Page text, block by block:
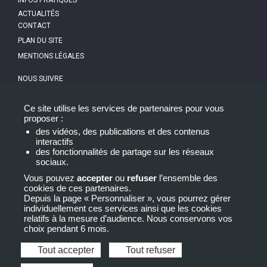
ACTUALITÉS
PIED
DE
PAGE
CONTACT
PLAN DU SITE
MENTIONS LÉGALES
NOUS SUIVRE
NEWSLETTER
DE LA CATÉGORIE D’ACTION SUIVANTE : ACTIONS DE
FORMATION
Ce site utilise les services de partenaires pour vous
proposer :
des vidéos, des publications et des contenus
interactifs
des fonctionnalités de partage sur les réseaux
sociaux.
Vous pouvez accepter ou refuser l’ensemble des
cookies de ces partenaires.
Depuis la page « Personnaliser », vous pourrez gérer
individuellement ces services ainsi que les cookies
relatifs à la mesure d’audience. Nous conservons vos
choix pendant 6 mois.
Tout accepter Tout refuser